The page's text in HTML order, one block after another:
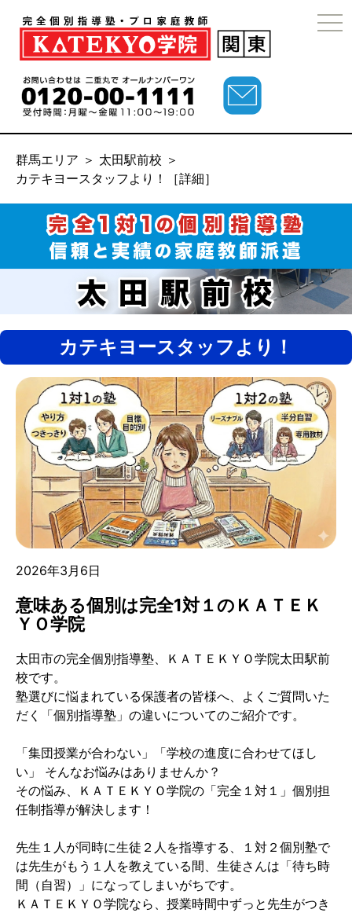
群馬エリア ＞ 太田駅前校 ＞
カテキヨースタッフより！［詳細］
カテキヨースタッフより！
2026年3月6日
意味ある個別は完全1対１のＫＡＴＥＫ
ＹＯ学院
太田市の完全個別指導塾、ＫＡＴＥＫＹＯ学院太田駅前
校です。
塾選びに悩まれている保護者の皆様へ、よくご質問いた
だく「個別指導塾」の違いについてのご紹介です。
「集団授業が合わない」「学校の進度に合わせてほし
い」 そんなお悩みはありませんか？
その悩み、ＫＡＴＥＫＹＯ学院の「完全１対１」個別担
任制指導が解決します！
先生１人が同時に生徒２人を指導する、１対２個別塾で
は先生がもう１人を教えている間、生徒さんは「待ち時
間（自習）」になってしまいがちです。
ＫＡＴＥＫＹＯ学院なら、授業時間中ずっと先生がつき